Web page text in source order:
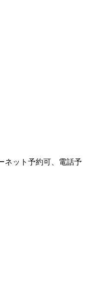
ネット予約可、電話予